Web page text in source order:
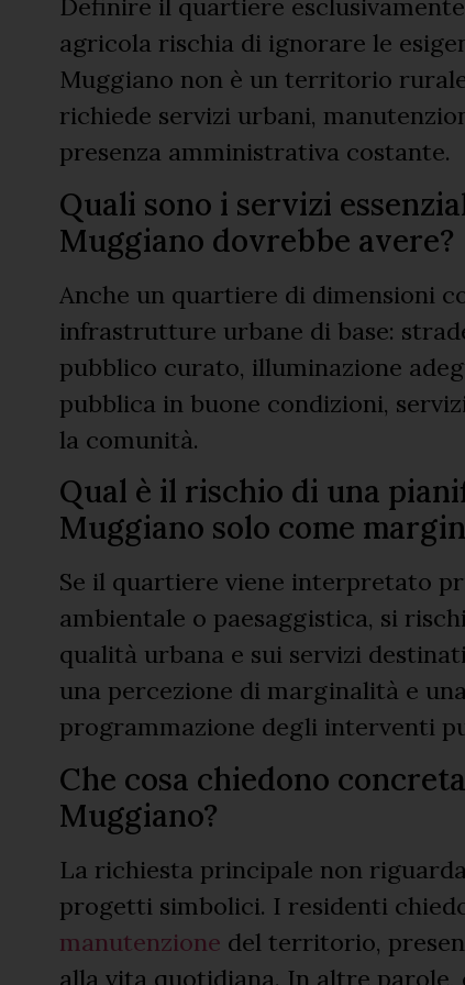
Definire il quartiere
agricola rischia di ignorare le
Muggiano non è un territorio
richiede servizi urbani,
presenza amministrativa costante.
Quali sono i servizi
Muggiano dovrebbe avere?
Anche un quartiere di dimensioni
infrastrutture urbane di base:
pubblico curato, illuminazione
pubblica in buone condizioni,
la comunità.
Qual è il rischio di una
Muggiano solo come
Se il quartiere viene interpretato
ambientale o paesaggistica, si
qualità urbana e sui servizi
una percezione di marginalità e
programmazione degli interventi
Che cosa chiedono
Muggiano?
La richiesta principale non
progetti simbolici. I residenti
manutenzione del territorio,
alla vita quotidiana. In altre